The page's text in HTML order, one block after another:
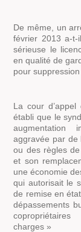
De même, un
février 2013 a-
sérieuse le
en qualité de
pour suppression
La cour d’appel
établi que le
augmentation
aggravée par de
ou des règles
et son
une économie
qui autorisait le
de remise en
dépassements
charges »